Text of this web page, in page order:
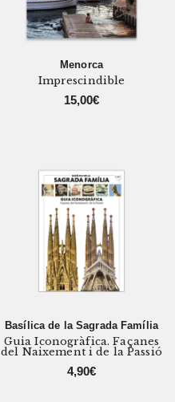
Menorca
Imprescindible
15,00€
Basílica de la Sagrada Família
Guia Iconogràfica. Façanes
del Naixement i de la Passió
4,90€